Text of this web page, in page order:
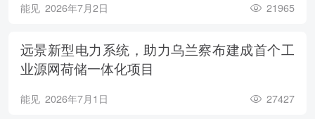
能见 2026年7月2日 21965
远景新型电力系统，助力乌兰察布建成首个工
业源网荷储一体化项目
能见 2026年7月1日 27427